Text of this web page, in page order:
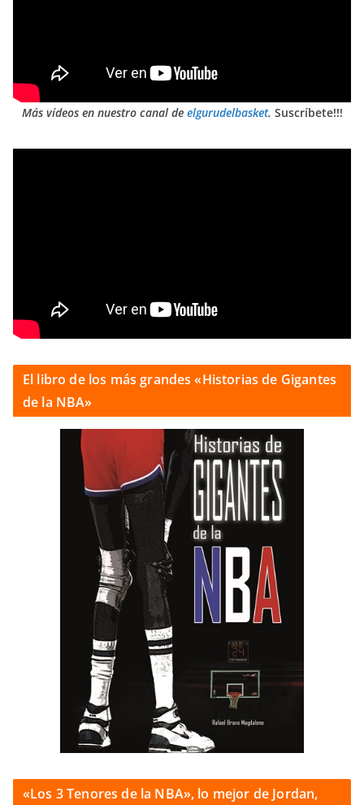
Más vídeos en nuestro canal de elgurudelbasket. Suscríbete!!!
El libro de los más grandes «Historias de Gigantes
de la NBA»
«Los 3 Tenores de la NBA», lo mejor de Jordan,